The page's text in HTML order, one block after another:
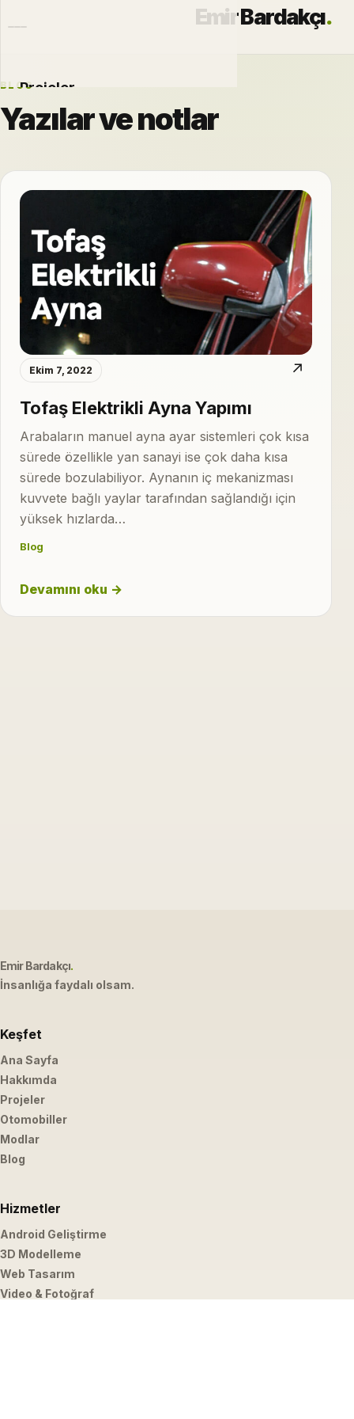
Emir Bardakçı.
Projeler
Otomobiller
Hakkımda
Blog
BLOG
Yazılar ve notlar
Ekim 7, 2022 ↗
Tofaş Elektrikli Ayna Yapımı
Arabaların manuel ayna ayar sistemleri çok kısa
sürede özellikle yan sanayi ise çok daha kısa
sürede bozulabiliyor. Aynanın iç mekanizması
kuvvete bağlı yaylar tarafından sağlandığı için
yüksek hızlarda…
Blog
Devamını oku →
Emir Bardakçı.
İnsanlığa faydalı olsam.
Keşfet
Ana Sayfa
Hakkımda
Projeler
Otomobiller
Modlar
Blog
Hizmetler
Android Geliştirme
3D Modelleme
Web Tasarım
Video & Fotoğraf